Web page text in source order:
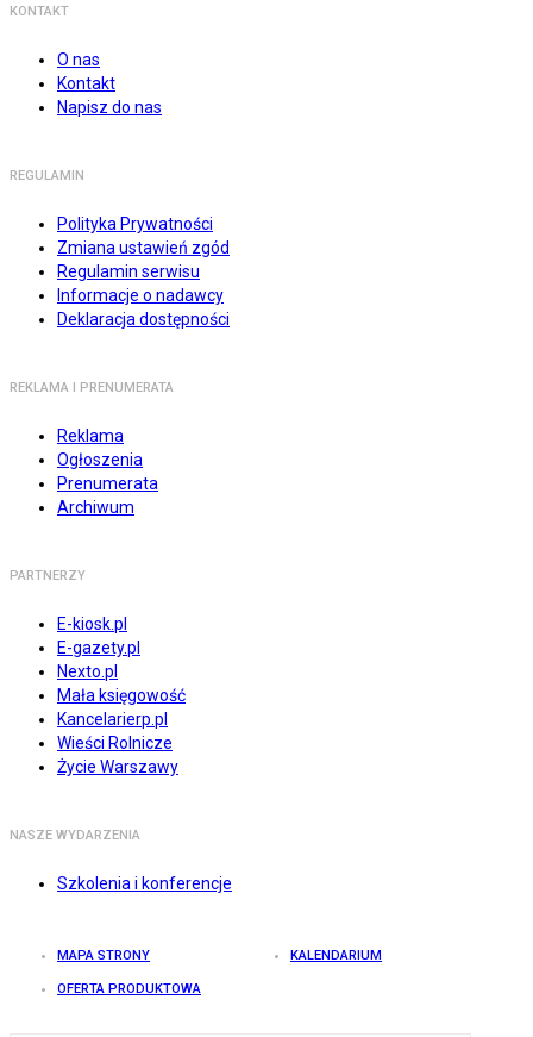
KONTAKT
O nas
Kontakt
Napisz do nas
REGULAMIN
Polityka Prywatności
Zmiana ustawień zgód
Regulamin serwisu
Informacje o nadawcy
Deklaracja dostępności
REKLAMA I PRENUMERATA
Reklama
Ogłoszenia
Prenumerata
Archiwum
PARTNERZY
E-kiosk.pl
E-gazety.pl
Nexto.pl
Mała księgowość
Kancelarierp.pl
Wieści Rolnicze
Życie Warszawy
NASZE WYDARZENIA
Szkolenia i konferencje
MAPA STRONY KALENDARIUM
OFERTA PRODUKTOWA